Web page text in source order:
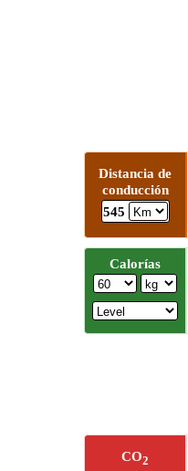
Distancia de
conducción
545
Calorías
CO2